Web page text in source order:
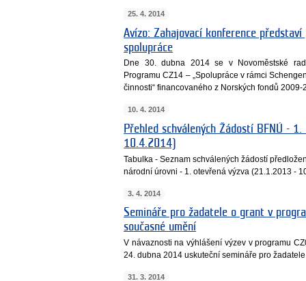
25. 4. 2014
Avízo: Zahajovací konference
spolupráce
Dne 30. dubna 2014 se v Novoměstské
Programu CZ14 – „Spolupráce v rámci
činnosti“ financovaného z Norských fondů 2009-
10. 4. 2014
Přehled schválených Žádostí BFNÚ -
10.4.2014)
Tabulka - Seznam schválených žádostí
národní úrovni - 1. otevřená výzva (21.1.2013 -
3. 4. 2014
Semináře pro žadatele o grant v
současné umění
V návaznosti na výhlášení výzev v programu
24. dubna 2014 uskuteční semináře pro
31. 3. 2014